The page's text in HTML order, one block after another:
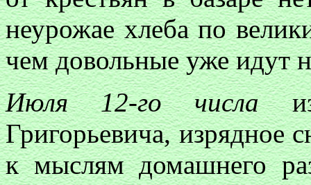
неурожае хлеба по
чем довольные уже идут
Июля 12-го числаиз
Григорьевича, изрядное
к мыслям домашнего